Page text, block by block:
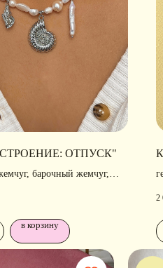
ОТПУСК"
барочный жемчуг,
в корзину
2